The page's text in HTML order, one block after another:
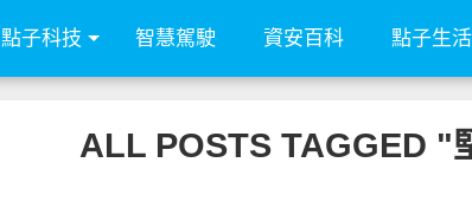
點子科技 智慧駕駛 資安百科 點子生活
ALL POSTS TAGGED "